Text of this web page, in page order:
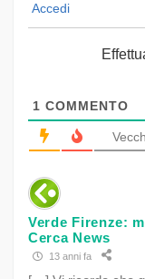
Accedi
1 COMMENTO
Verde Firenze:
Cerca News
13 anni fa